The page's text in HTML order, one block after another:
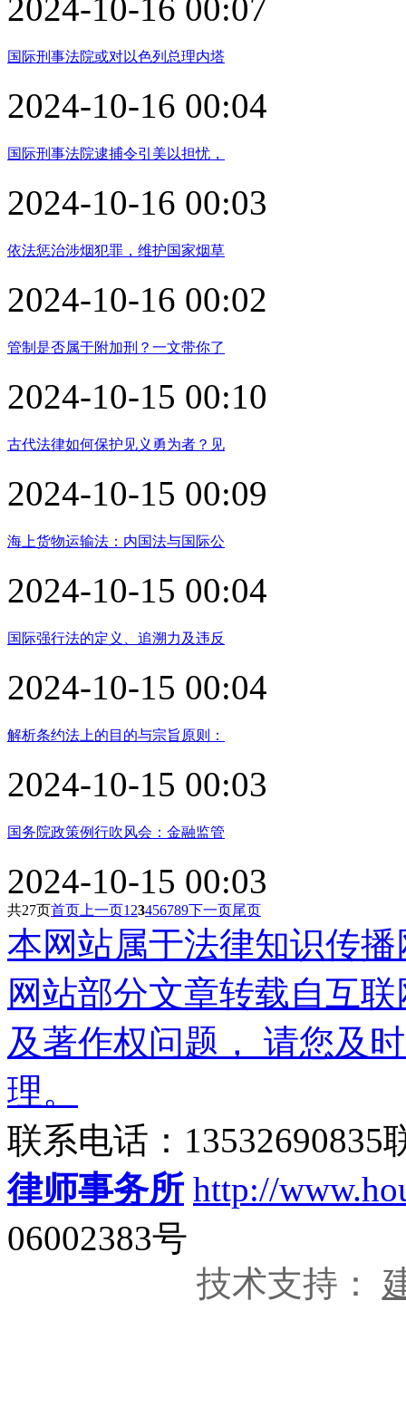
2024-10-16 00:07
国际刑事法院或对以色列总理内塔
2024-10-16 00:04
国际刑事法院逮捕令引美以担忧，
2024-10-16 00:03
依法惩治涉烟犯罪，维护国家烟草
2024-10-16 00:02
管制是否属于附加刑？一文带你了
2024-10-15 00:10
古代法律如何保护见义勇为者？见
2024-10-15 00:09
海上货物运输法：内国法与国际公
2024-10-15 00:04
国际强行法的定义、追溯力及违反
2024-10-15 00:04
解析条约法上的目的与宗旨原则：
2024-10-15 00:03
国务院政策例行吹风会：金融监管
2024-10-15 00:03
共27页首页 上一页1 23456789下一页尾页
本网站属于法律知识传
网站部分文章转载自互
及著作权问题， 请您及
理。
联系电话：
律师事务所 http://
06002383号
技术支持：